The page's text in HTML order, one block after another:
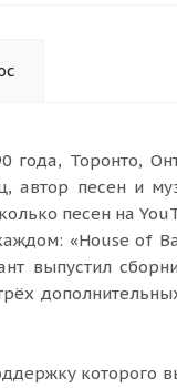
Торонто,
автор песен и
песен на
«House of
выпустил
которого